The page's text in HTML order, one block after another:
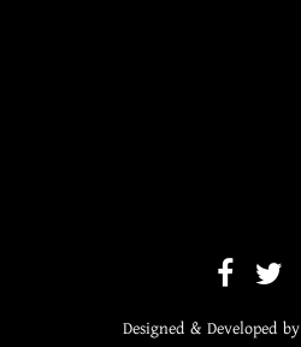
Designed & Developed by